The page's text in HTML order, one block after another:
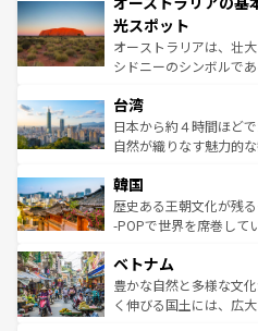
文化が魅力。旅行者は
しみながら、その多様
るだろう。車でのロー
情報は
島だが、静かな自然を
おすすめ。エメラルド
文化や歴史が息づいて
人々、おいしいローカ
ク、伝統的なフラダン
っている。訪れるたび
はコンテンツ一覧
光スポット
オーストラリアは、壮
シドニーのシンボルで
リアリーフや大陸中央
ク）、タスマニアの美
ど、見どころがたくさ
いる。アクティビティ
ビング、ハイキングな
い。オーストラリアの
参照してほしい。
台湾
日本から約４時間ほど
自然が織りなす魅力的
ン）、静ひつな山岳地
と山間の静けさが共存
驚きをもたらしてくれ
容にもいいと評判のス
が味わえる。 な
照してほしい。
韓国
歴史ある王朝文化が残
-POPで世界を席巻して
き、地方に足を延ばせ
できる。そして、キム
まで、さまざまな韓国
ベトナム
豊かな自然と多様な文
く伸びる国土には、広